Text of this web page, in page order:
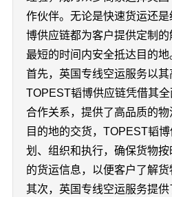
作伙伴。无论是快速货运还
博供应链都为客户提供定制
最短的时间内安全抵达目的地
首先，英国专线空运服务以其
TOPEST韬博供应链凭借其
合作关系，提供了高品质的
目的地的交货，TOPEST韬
划、组织和执行，确保货物
的货运信息，以便客户了解货
其次，英国专线空运服务提